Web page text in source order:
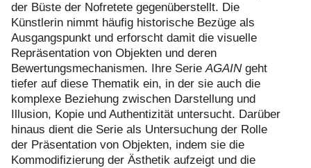
der Büste der Nofretete gegenüberstellt. Die
Künstlerin nimmt häufig historische Bezüge als
Ausgangspunkt und erforscht damit die visuelle
Repräsentation von Objekten und deren
Bewertungsmechanismen. Ihre SerieAGAINgeht
tiefer auf diese Thematik ein, in der sie auch die
komplexe Beziehung zwischen Darstellung und
Illusion, Kopie und Authentizität untersucht. Darüber
hinaus dient die Serie als Untersuchung der Rolle
der Präsentation von Objekten, indem sie die
Kommodifizierung der Ästhetik aufzeigt und die